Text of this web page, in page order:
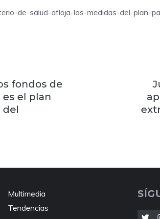
de-salud-afloja-las-medidas-del-plan-
fondos de
es el plan
del
Multimedia
Tendencias